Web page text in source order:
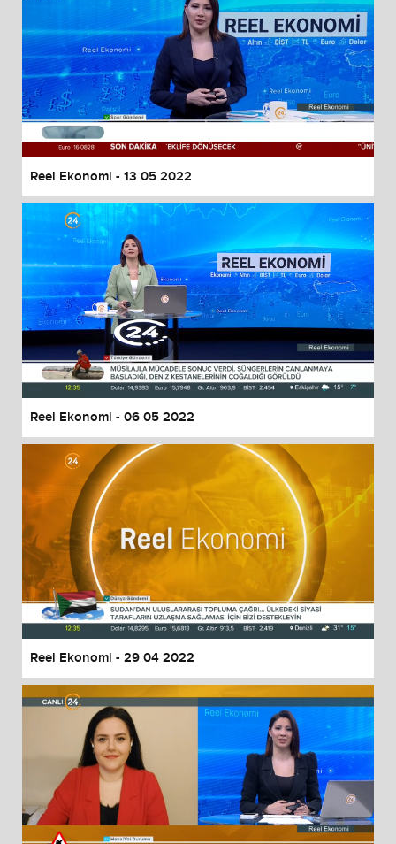
Reel Ekonomi - 13 05 2022
Reel Ekonomi - 06 05 2022
Reel Ekonomi - 29 04 2022